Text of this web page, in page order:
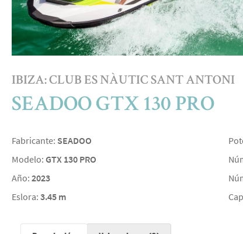
IBIZA: CLUB ES NÀUTIC SANT ANTONI
SEADOO GTX 130 PRO
Fabricante: SEADOO
Modelo: GTX 130 PRO
Año: 2023
Eslora: 3.45 m